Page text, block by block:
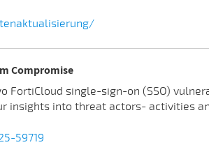
Compromise
FortiCloud single-sign-on (SSO)
insights into threat actors- activities
59719